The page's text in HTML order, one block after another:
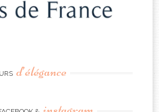
d’élégance